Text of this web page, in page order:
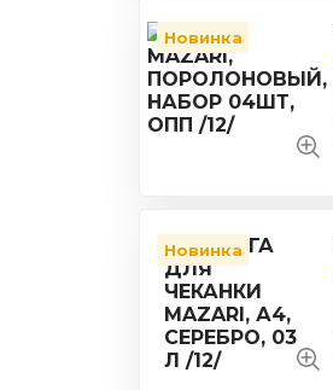
Новинка
Новинка